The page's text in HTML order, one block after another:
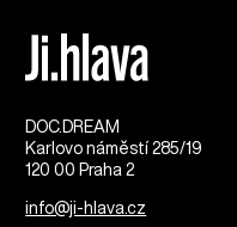
DOC.DREAM​
Karlovo náměstí 285/19
120 00 Praha 2
info@ji-hlava.cz